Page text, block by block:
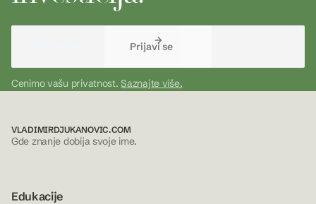
Cenimo vašu privatnost.Saznajte više.
VLADIMIRDJUKANOVIC.COM
Gde znanje dobija svoje ime.
Edukacije